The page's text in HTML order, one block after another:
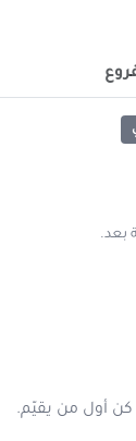
بعد.
كن أول من يقيّم.